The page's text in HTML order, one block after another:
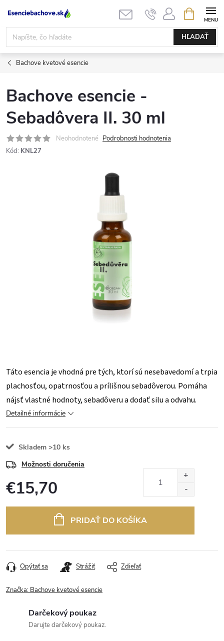
obsah
HĽADAŤ
KOŠÍK
Bachove kvetové esencie
Bachove esencie -
Sebadôvera II. 30 ml
Neohodnotené Podrobnosti hodnotenia
Kód: KNL27
Táto esencia je vhodná pre tých, ktorí sú nesebavedomí a trpia
plachosťou, opatrnosťou a prílišnou sebadôverou. Pomáha
nájsť vlastné hodnoty, sebadôveru a dodať silu a odvahu.
Detailné informácie
Skladem >10 ks
Možnosti doručenia
€15,70
PRIDAŤ DO KOŠÍKA
Opýtať sa Strážiť Zdieľať
Značka: Bachove kvetové esencie
Darčekový poukaz
Darujte darčekový poukaz.